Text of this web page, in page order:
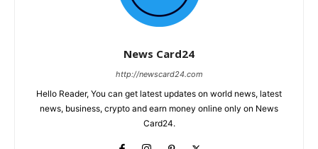
News Card24
http://newscard24.com
Hello Reader, You can get latest updates on world news, latest
news, business, crypto and earn money online only on News
Card24.